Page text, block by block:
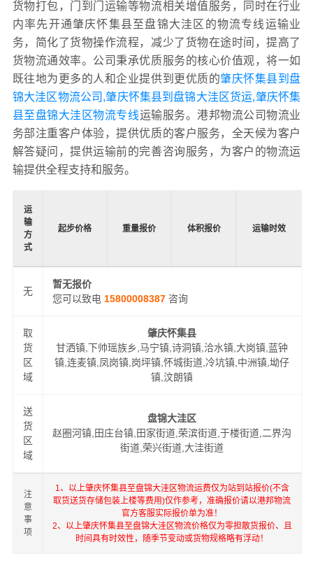
货物打包，门到门运输等物流相关增值服务，同时在行业
内率先开通肇庆怀集县至盘锦大洼区的物流专线运输业
务，简化了货物操作流程，减少了货物在途时间，提高了
货物流通效率。公司秉承优质服务的核心价值观，将一如
既往地为更多的人和企业提供到更优质的肇庆怀集县到盘
锦大洼区物流公司,肇庆怀集县到盘锦大洼区货运,肇庆怀集
县至盘锦大洼区物流专线运输服务。港邦物流公司物流业
务部注重客户体验，提供优质的客户服务，全天候为客户
解答疑问，提供运输前的完善咨询服务，为客户的物流运
输提供全程支持和服务。
运
输
方
式
起步价格 重量报价 体积报价 运输时效
无
暂无报价
您可以致电 15800008387 咨询
取
货
区
域
肇庆怀集县
甘洒镇,下帅瑶族乡,马宁镇,诗洞镇,洽水镇,大岗镇,蓝钟
镇,连麦镇,凤岗镇,岗坪镇,怀城街道,冷坑镇,中洲镇,坳仔
镇,汶朗镇
送
货
区
域
盘锦大洼区
赵圈河镇,田庄台镇,田家街道,荣滨街道,于楼街道,二界沟
街道,荣兴街道,大洼街道
注
意
事
项
1、以上肇庆怀集县至盘锦大洼区物流运费仅为站到站报价(不含
取货送货存储包装上楼等费用)仅作参考，准确报价请以港邦物流
官方客服实际报价单为准！
2、以上肇庆怀集县至盘锦大洼区物流价格仅为零担散货报价、且
时间具有时效性，随季节变动或货物规格略有浮动！